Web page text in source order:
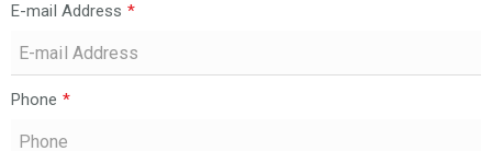
E-mail Address *
Phone *